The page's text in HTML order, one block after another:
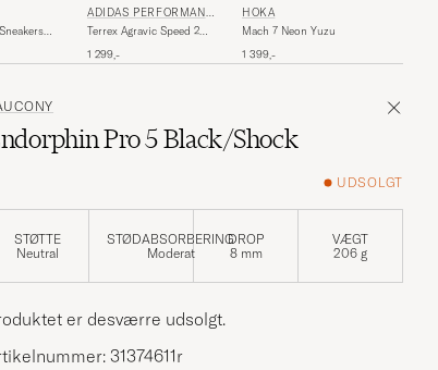
ADIDAS PERFORMANC
E
Terrex Agravic Speed 2
1 299,-
HOKA
Mach 7 Neon Yuzu
1 399,-
Pro 5 Black/Shock
UDSOLGT
STØTTE
Neutral
STØDABSORBERING
Moderat
DROP
8 mm
VÆGT
206 g
er desværre udsolgt.
31374611r